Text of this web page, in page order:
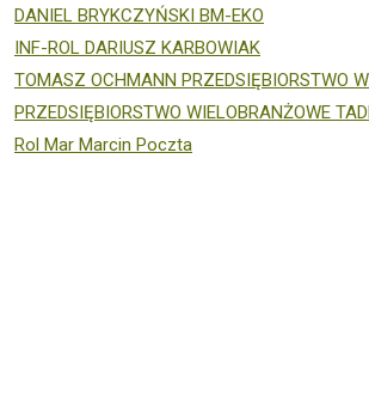
DANIEL BRYKCZYŃSKI BM-EKO
INF-ROL DARIUSZ KARBOWIAK
TOMASZ OCHMANN PRZEDSIĘBIORSTWO
PRZEDSIĘBIORSTWO WIELOBRANŻOWE
Rol Mar Marcin Poczta